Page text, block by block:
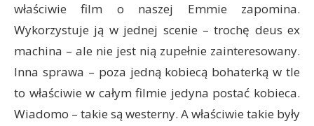
właściwie film o naszej Emmie zapomina.
Wykorzystuje ją w jednej scenie – trochę deus ex
machina – ale nie jest nią zupełnie zainteresowany.
Inna sprawa – poza jedną kobiecą bohaterką w tle
to właściwie w całym filmie jedyna postać kobieca.
Wiadomo – takie są westerny. A właściwie takie były